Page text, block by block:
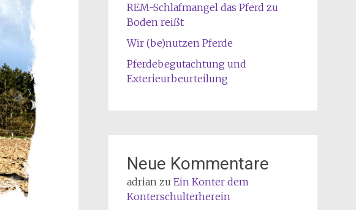
REM-Schlafmangel das Pferd zu
Boden reißt
Wir (be)nutzen Pferde
Pferdebegutachtung und
Exterieurbeurteilung
Neue Kommentare
adrian zu Ein Konter dem
Konterschulterherein